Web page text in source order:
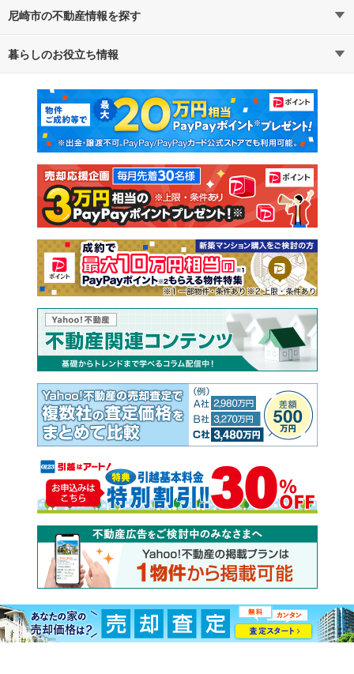
路線・駅から探す
通勤・通学時間から探す
尼崎市の不動産情報を探す
不動産・住宅
新築マンション 中古マンション
新築一戸建て 中古一戸建て
注文住宅 土地
売却査定
暮らしのお役立ち情報
マンションカタログ 教えて！住まいの先生